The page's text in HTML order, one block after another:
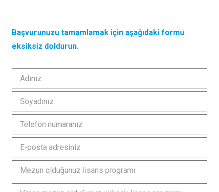
Başvurunuzu tamamlamak için aşağıdaki formu
eksiksiz doldurun.